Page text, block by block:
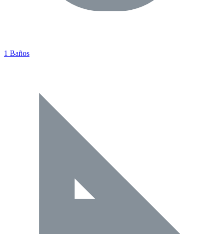
1 Baños